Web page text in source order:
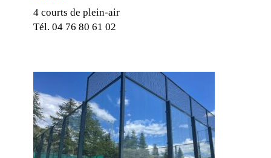
4 courts de plein-air
Tél. 04 76 80 61 02